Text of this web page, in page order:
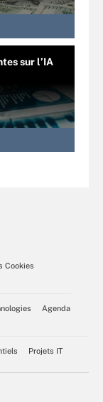
sur l’IA
Cookies
Agenda
Projets IT